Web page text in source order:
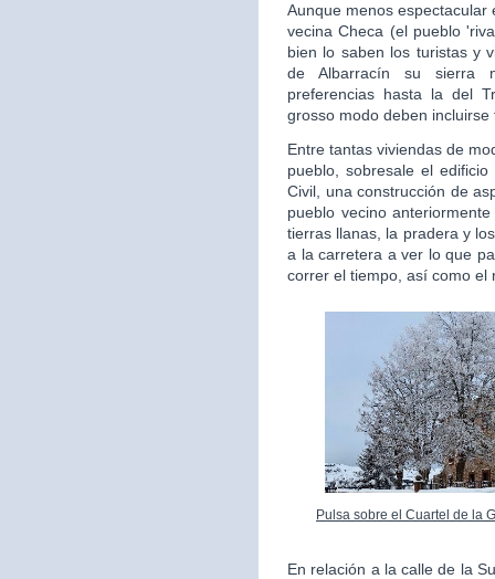
Aunque menos espectacular
vecina Checa (el pueblo
bien lo saben los turistas y
de Albarracín su sierra
preferencias hasta la del
grosso modo deben
Entre tantas viviendas de
pueblo, sobresale el
Civil, una construcción de
pueblo vecino
tierras llanas, la pradera y
a la carretera a ver lo que
correr el tiempo, así como el
Pulsa sobre el Cuartel de la
En relación a la calle de la